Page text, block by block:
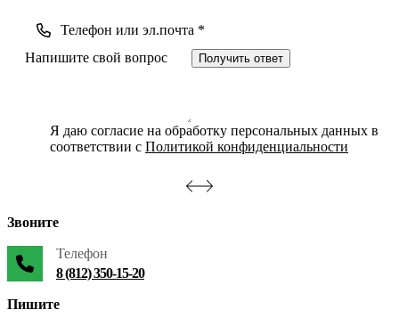
Получить ответ
Я даю согласие на обработку персональных данных в
соответствии с Политикой конфиденциальности
Звоните
Телефон
8 (812) 350-15-20
Пишите